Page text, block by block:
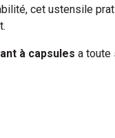
cet ustensile
à capsules a toute